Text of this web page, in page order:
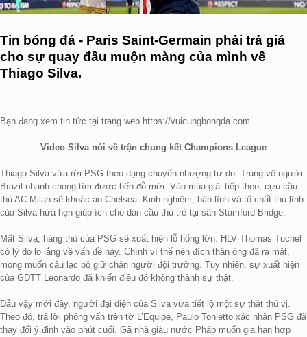
Tin bóng đá - Paris Saint-Germain phải trả giá
cho sự quay đầu muộn màng của mình về
Thiago Silva.
Bạn đang xem tin tức tại trang web https://vuicungbongda.com
Video Silva nói về trận chung kết Champions League
Thiago Silva vừa rời PSG theo dạng chuyển nhượng tự do. Trung vệ người
Brazil nhanh chóng tìm được bến đỗ mới. Vào mùa giải tiếp theo, cựu cầu
thủ AC Milan sẽ khoác áo Chelsea. Kinh nghiệm, bản lĩnh và tố chất thủ lĩnh
của Silva hứa hẹn giúp ích cho dàn cầu thủ trẻ tại sân Stamford Bridge.
Mất Silva, hàng thủ của PSG sẽ xuất hiện lỗ hổng lớn. HLV Thomas Tuchel
có lý do lo lắng về vấn đề này. Chính vì thế nên đích thân ông đã ra mặt,
mong muốn câu lạc bộ giữ chân người đội trưởng. Tuy nhiên, sự xuất hiện
của GĐTT Leonardo đã khiến điều đó không thành sự thật.
Dẫu vậy mới đây, người đại diện của Silva vừa tiết lộ một sự thật thú vị.
Theo đó, trả lời phỏng vấn trên tờ L’Equipe, Paulo Tonietto xác nhận PSG đã
thay đổi ý định vào phút cuối. Gã nhà giàu nước Pháp muốn gia hạn hợp